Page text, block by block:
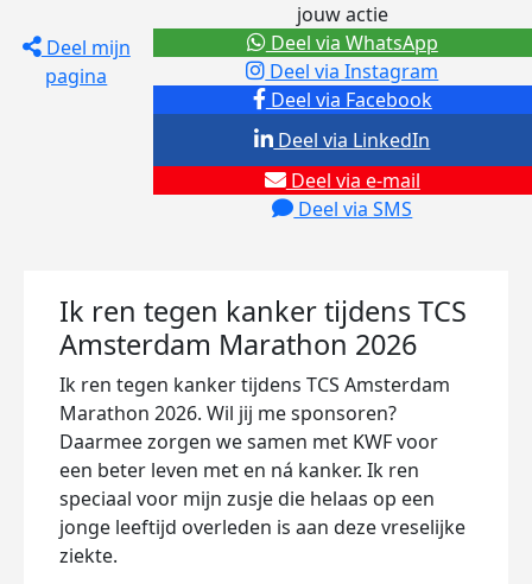
Deel mijn
pagina
jouw actie
Deel via Facebook
Deel via Instagram
Deel via e-mail
Deel via SMS
Deel via LinkedIn
Deel via WhatsApp
Ik ren tegen kanker tijdens TCS
Amsterdam Marathon 2026
Ik ren tegen kanker tijdens TCS Amsterdam
Marathon 2026. Wil jij me sponsoren?
Daarmee zorgen we samen met KWF voor
een beter leven met en ná kanker. Ik ren
speciaal voor mijn zusje die helaas op een
jonge leeftijd overleden is aan deze vreselijke
ziekte.